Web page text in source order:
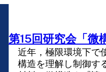
第15回研究会「微
近年，極限環境下で
構造を理解し制御す